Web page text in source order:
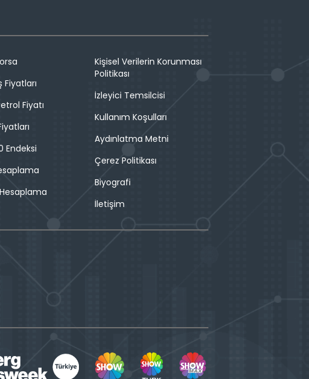
Fiyatı
Endeksi
Kişisel Verilerin Korunması
Politikası
İzleyici Temsilcisi
Kullanım Koşulları
Aydınlatma Metni
Çerez Politikası
Biyografi
İletişim